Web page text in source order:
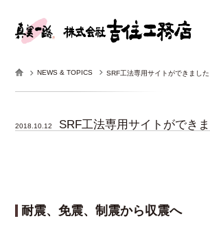
NEWS & TOPICS SRF工法専用サイトができました
2018.10.12 SRF工法専用サイトができ
耐震、免震、制震から収震へ